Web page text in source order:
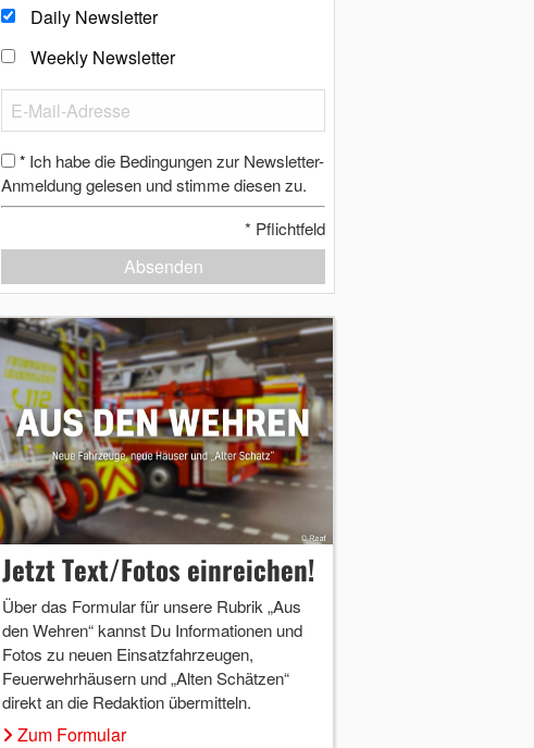
Daily Newsletter
Weekly Newsletter
* Ich habe die Bedingungen zur Newsletter-
Anmeldung gelesen und stimme diesen zu.
* Pflichtfeld
Absenden
Jetzt Text/Fotos einreichen!
Über das Formular für unsere Rubrik „Aus
den Wehren“ kannst Du Informationen und
Fotos zu neuen Einsatzfahrzeugen,
Feuerwehrhäusern und „Alten Schätzen“
direkt an die Redaktion übermitteln.
Zum Formular